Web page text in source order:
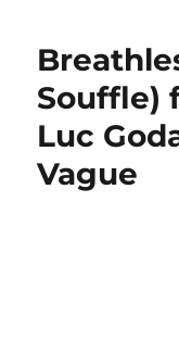
Souffle)
Luc
Vague